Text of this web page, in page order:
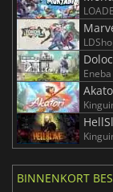
Eneba
BINNENKORT